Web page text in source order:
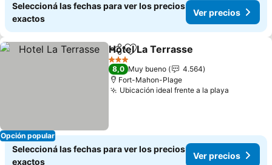
Seleccioná las fechas para ver los precios
exactos
Ver precios
Opción popular
CompartirAñadir a favoritos
Hotel La Terrasse
3 Estrellas
8,0 Muy bueno
4.564
Fort-Mahon-Plage
Ubicación ideal frente a la playa
Seleccioná las fechas para ver los precios
exactos
Ver precios